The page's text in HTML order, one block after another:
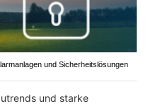
und Sicherheitslösungen